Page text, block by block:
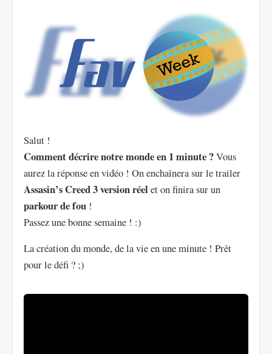
Salut !
Comment décrire notre monde en 1 minute ?Vous
aurez la réponse en vidéo ! On enchaînera sur le trailer
Assasin’s Creed 3 version réel et on finira sur un
parkour de fou !
Passez une bonne semaine ! :)
La création du monde, de la vie en une minute ! Prêt
pour le défi ? ;)